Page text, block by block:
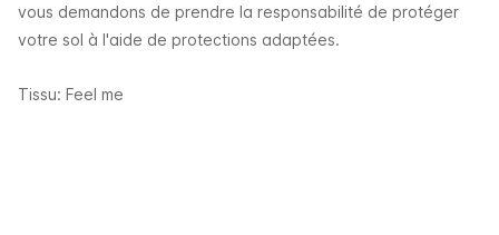
vous demandons de prendre la responsabilité de protéger
votre sol à l'aide de protections adaptées.
Tissu: Feel me